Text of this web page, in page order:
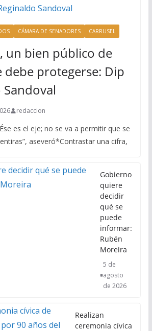
CÁMARA DE SENADORES CARRUSEL
un bien público de
protegerse: Dip
redaccion
es el eje; no se va a permitir que se
aseveró*Contrastar una cifra,
Gobierno
quiere
decidir
qué se
puede
informar:
Rubén
Moreira
5 de
agosto
de 2026
Realizan
ceremonia cívica